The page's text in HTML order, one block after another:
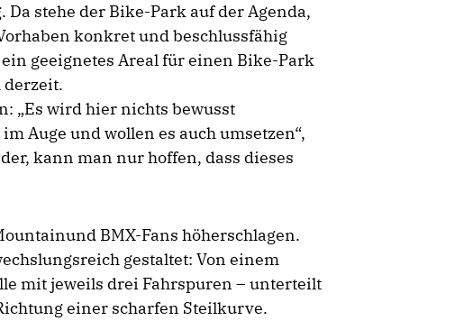
stehe der Bike-Park auf der Agenda,
konkret und beschlussfähig
geeignetes Areal für einen Bike-Park
derzeit.
„Es wird hier nichts bewusst
Auge und wollen es auch umsetzen“,
kann man nur hoffen, dass dieses
BMX-Fans höherschlagen.
gestaltet: Von einem
mit jeweils drei Fahrspuren – unterteilt
einer scharfen Steilkurve.